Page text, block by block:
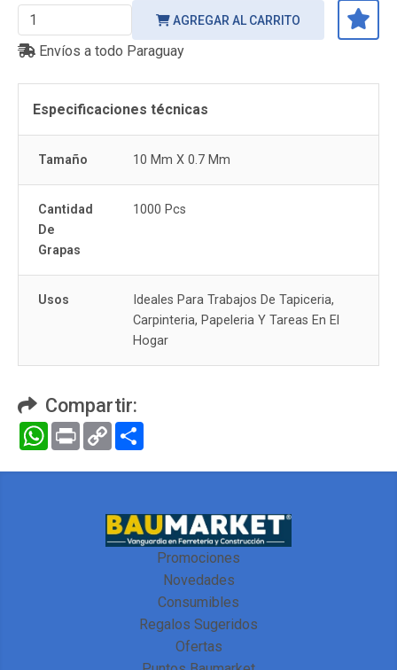
AGREGAR AL CARRITO
Envíos a todo Paraguay
Especificaciones técnicas
Tamaño 10 Mm X 0.7 Mm
Cantidad
De
Grapas
1000 Pcs
Usos
Ideales Para Trabajos De Tapiceria,
Carpinteria, Papeleria Y Tareas En El
Hogar
Compartir:
WhatsApp
Print Copy
Link
Promociones
Novedades
Consumibles
Regalos Sugeridos
Ofertas